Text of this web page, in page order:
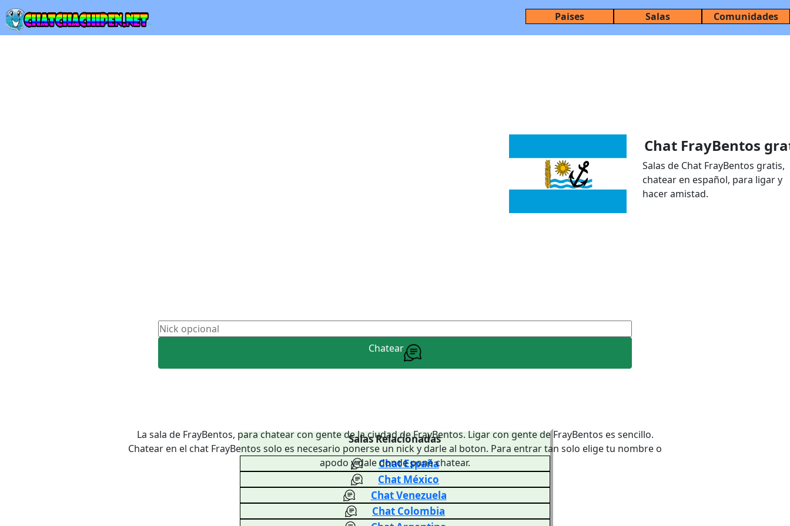
Paises Salas Comunidades
Salas Relacionadas
Chat España
Chat México
Chat Venezuela
Chat Colombia
Chat FrayBentos
Salas de Chat FrayBentos gratis,
chatear en español, para ligar y
hacer amistad.
Chatear
La sala de FrayBentos, para chatear con gente de la ciudad de FrayBentos. Ligar con gente de FrayBentos es sencillo.
Chatear en el chat FrayBentos solo es necesario ponerse un nick y darle al boton. Para entrar tan solo elige tu nombre o
apodo y dale donde pone chatear.